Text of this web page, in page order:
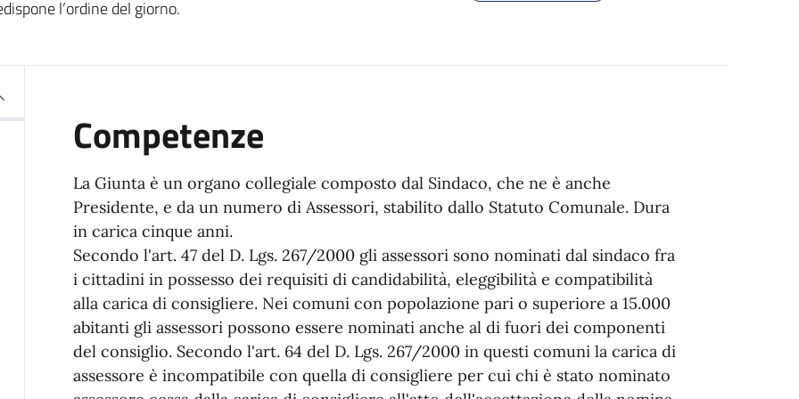
l’ordine del giorno.
Competenze
La Giunta è un organo collegiale composto dal Sindaco, che ne è anche
Presidente, e da un numero di Assessori, stabilito dallo Statuto Comunale. Dura
in carica cinque anni.
Secondo l'art. 47 del D. Lgs. 267/2000 gli assessori sono nominati dal sindaco fra
i cittadini in possesso dei requisiti di candidabilità, eleggibilità e compatibilità
alla carica di consigliere. Nei comuni con popolazione pari o superiore a 15.000
abitanti gli assessori possono essere nominati anche al di fuori dei componenti
del consiglio. Secondo l'art. 64 del D. Lgs. 267/2000 in questi comuni la carica di
assessore è incompatibile con quella di consigliere per cui chi è stato nominato